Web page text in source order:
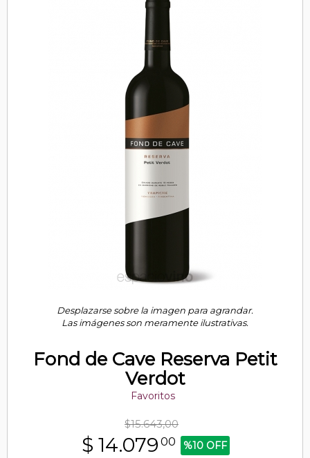
Desplazarse sobre la imagen para agrandar.
Las imágenes son meramente ilustrativas.
Fond de Cave Reserva Petit
Verdot
Favoritos
$15.643,00
$ 14.079 00 %10 OFF